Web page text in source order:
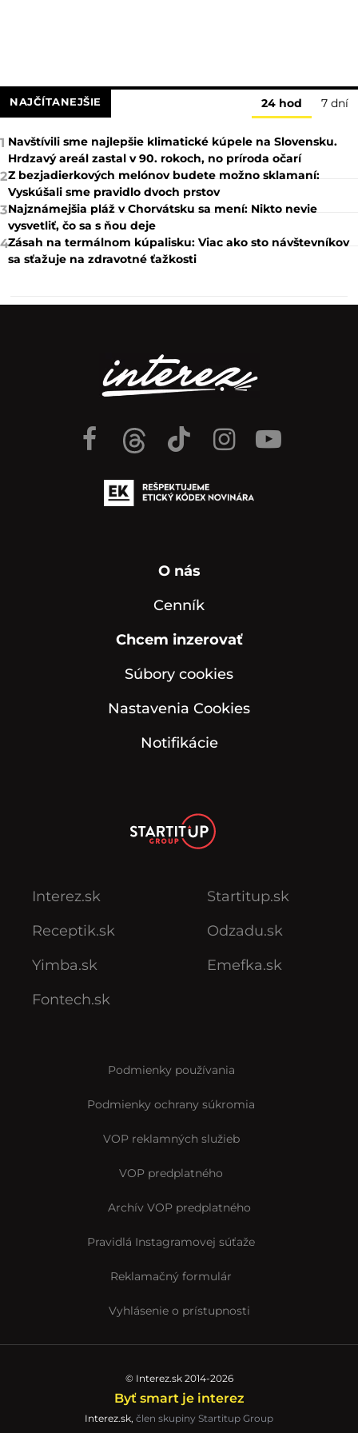
NAJČÍTANEJŠIE 24 hod 7 dní
1 Navštívili sme najlepšie klimatické kúpele na Slovensku.
Hrdzavý areál zastal v 90. rokoch, no príroda očarí
2Z bezjadierkových melónov budete možno sklamaní:
Vyskúšali sme pravidlo dvoch prstov
3Najznámejšia pláž v Chorvátsku sa mení: Nikto nevie
vysvetliť, čo sa s ňou deje
4Zásah na termálnom kúpalisku: Viac ako sto návštevníkov
sa sťažuje na zdravotné ťažkosti
O nás
Cenník
Chcem inzerovať
Súbory cookies
Nastavenia Cookies
Notifikácie
Interez.sk
Receptik.sk
Yimba.sk
Fontech.sk
Startitup.sk
Odzadu.sk
Emefka.sk
Podmienky používania
Podmienky ochrany súkromia
VOP reklamných služieb
VOP predplatného
Archív VOP predplatného
Pravidlá Instagramovej súťaže
Reklamačný formulár
Vyhlásenie o prístupnosti
© Interez.sk 2014-2026
Byť smart je interez
Interez.sk, člen skupiny Startitup Group